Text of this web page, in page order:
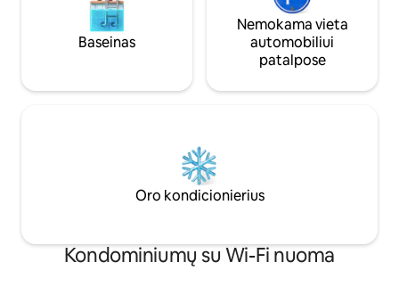
Baseinas
Nemokama vieta
automobiliui
patalpose
Oro kondicionierius
Kondominiumų su Wi-Fi nuoma